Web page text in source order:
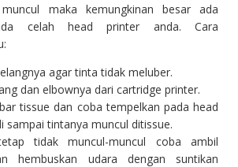
maka kemungkinan besar ada
celah head printer anda. Cara
agar tinta tidak meluber.
dan elbownya dari cartridge printer.
tissue dan coba tempelkan pada head
sampai tintanya muncul ditissue.
tidak muncul-muncul coba ambil
hembuskan udara dengan suntikan